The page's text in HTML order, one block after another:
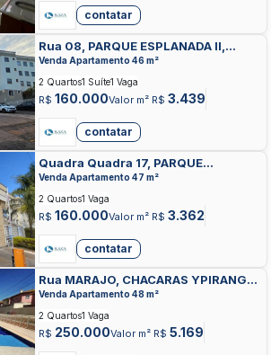
contatar
Rua 08, PARQUE ESPLANADA II,
VALPARAISO DE GOIAS
Venda Apartamento 46 m²
R$ 160.000Valor m² R$ 3.439
2 Quartos1 Suíte1 Vaga
contatar
Quadra Quadra 17, PARQUE
ESPLANADA III, VALPARAISO DE
Venda Apartamento 47 m²
R$ 160.000Valor m² R$ 3.362
2 Quartos1 Vaga
contatar
Rua MARAJO, CHACARAS YPIRANGA,
VALPARAISO DE GOIAS
Venda Apartamento 48 m²
R$ 250.000Valor m² R$ 5.169
2 Quartos1 Vaga